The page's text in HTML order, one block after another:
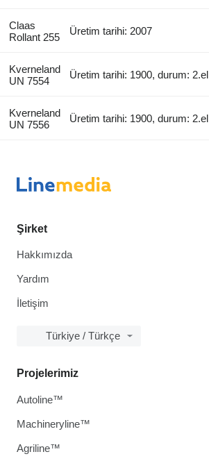
Claas
Rollant 255
Üretim tarihi: 2007
Kverneland
UN 7554
Üretim tarihi: 1900, durum: 2.el
Kverneland
UN 7556
Üretim tarihi: 1900, durum: 2.el
Şirket
Hakkımızda
Yardım
İletişim
Türkiye / Türkçe
Projelerimiz
Autoline™
Machineryline™
Agriline™